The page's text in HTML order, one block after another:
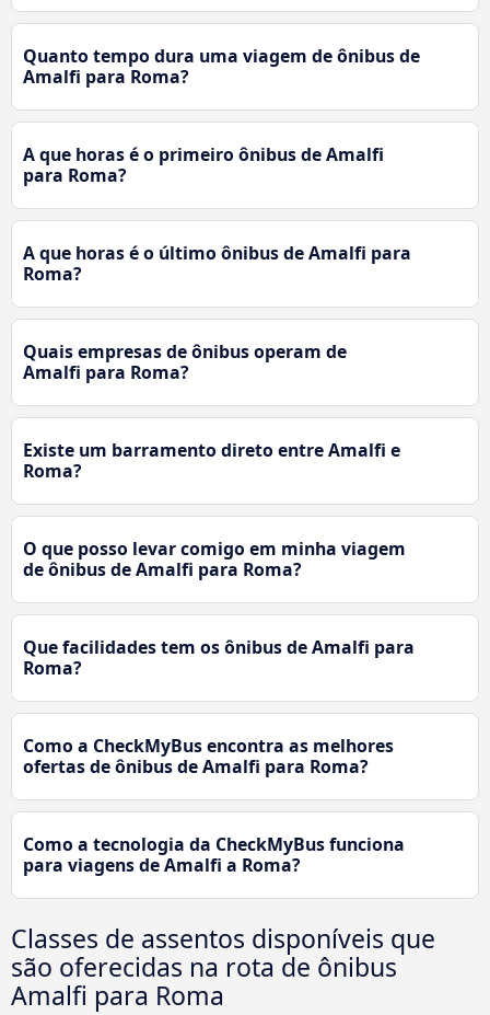
Quanto tempo dura uma viagem de ônibus de
Amalfi para Roma?
A que horas é o primeiro ônibus de Amalfi
para Roma?
A que horas é o último ônibus de Amalfi para
Roma?
Quais empresas de ônibus operam de
Amalfi para Roma?
Existe um barramento direto entre Amalfi e
Roma?
O que posso levar comigo em minha viagem
de ônibus de Amalfi para Roma?
Que facilidades tem os ônibus de Amalfi para
Roma?
Como a CheckMyBus encontra as melhores
ofertas de ônibus de Amalfi para Roma?
Como a tecnologia da CheckMyBus funciona
para viagens de Amalfi a Roma?
Classes de assentos disponíveis que
são oferecidas na rota de ônibus
Amalfi para Roma